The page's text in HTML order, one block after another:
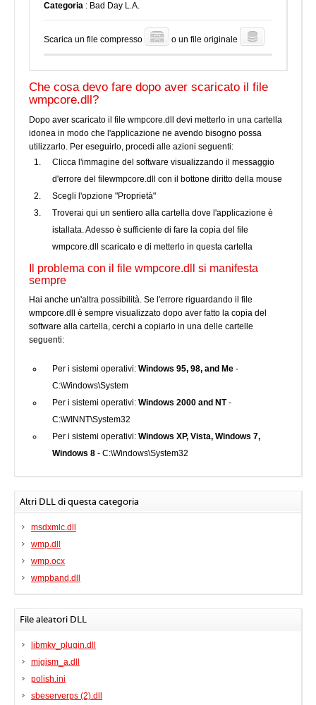
Categoria : Bad Day L.A.
Scarica un file compresso o un file originale
Che cosa devo fare dopo aver scaricato il file
wmpcore.dll?
Dopo aver scaricato il file wmpcore.dll devi metterlo in una cartella
idonea in modo che l'applicazione ne avendo bisogno possa
utilizzarlo. Per eseguirlo, procedi alle azioni seguenti:
Clicca l'immagine del software visualizzando il messaggio
d'errore del filewmpcore.dll con il bottone diritto della mouse
Scegli l'opzione "Proprietà"
Troverai qui un sentiero alla cartella dove l'applicazione è
istallata. Adesso è sufficiente di fare la copia del file
wmpcore.dll scaricato e di metterlo in questa cartella
Il problema con il file wmpcore.dll si manifesta
sempre
Hai anche un'altra possibilità. Se l'errore riguardando il file
wmpcore.dll è sempre visualizzato dopo aver fatto la copia del
software alla cartella, cerchi a copiarlo in una delle cartelle
seguenti:
Per i sistemi operativi: Windows 95, 98, and Me -
C:\Windows\System
Per i sistemi operativi: Windows 2000 and NT-
C:\WINNT\System32
Per i sistemi operativi: Windows XP, Vista, Windows 7,
Windows 8 - C:\Windows\System32
Altri DLL di questa categoria
msdxmlc.dll
wmp.dll
wmp.ocx
wmpband.dll
File aleatori DLL
libmkv_plugin.dll
migism_a.dll
polish.ini
sbeserverps (2).dll